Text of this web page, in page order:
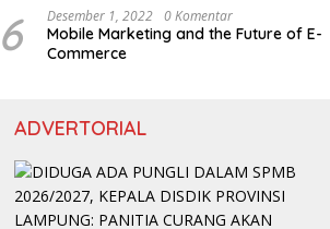
6 Desember 1, 2022 0 Komentar
Mobile Marketing and the Future of E-
Commerce
ADVERTORIAL